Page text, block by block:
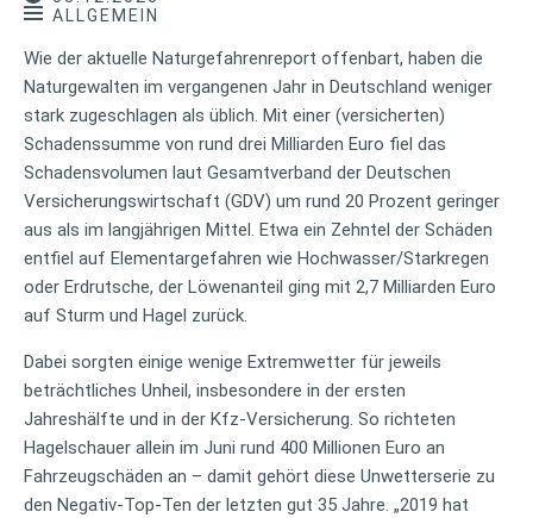
ALLGEMEIN
Wie der aktuelle Naturgefahrenreport offenbart, haben die
Naturgewalten im vergangenen Jahr in Deutschland weniger
stark zugeschlagen als üblich. Mit einer (versicherten)
Schadenssumme von rund drei Milliarden Euro fiel das
Schadensvolumen laut Gesamtverband der Deutschen
Versicherungswirtschaft (GDV) um rund 20 Prozent geringer
aus als im langjährigen Mittel. Etwa ein Zehntel der Schäden
entfiel auf Elementargefahren wie Hochwasser/Starkregen
oder Erdrutsche, der Löwenanteil ging mit 2,7 Milliarden Euro
auf Sturm und Hagel zurück.
Dabei sorgten einige wenige Extremwetter für jeweils
beträchtliches Unheil, insbesondere in der ersten
Jahreshälfte und in der Kfz-Versicherung. So richteten
Hagelschauer allein im Juni rund 400 Millionen Euro an
Fahrzeugschäden an – damit gehört diese Unwetterserie zu
den Negativ-Top-Ten der letzten gut 35 Jahre. „2019 hat